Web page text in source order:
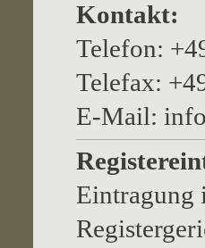
Kontakt:
Telefon:
Telefax:
E-Mail:
Eintragung